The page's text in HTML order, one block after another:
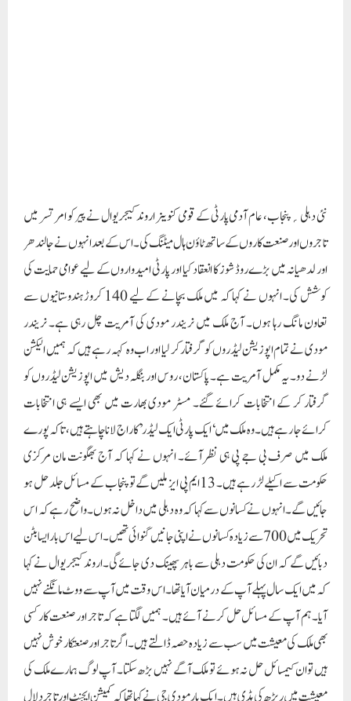
گرفتار کر کے انتخابات کرائے گئے۔ مسٹر مودی بھارت میں بھی ایسے ہی انتخابات
کرائے جا رہے ہیں۔ وہ ملک میں ‘ایک پارٹی ایک لیڈر’ کا راج لانا چاہتے ہیں، تاکہ پورے
ملک میں صرف بی جے پی ہی نظر آئے۔ انہوں نے کہا کہ آج بھگونت مان مرکزی
حکومت سے اکیلے لڑ رہے ہیں۔ 13 ایم پی ایز ملیں گے تو پنجاب کے مسائل جلد حل ہو
جائیں گے۔ انہوں نے کسانوں سے کہا کہ وہ دہلی میں داخل نہ ہوں۔واضح رہے کہ اس
تحریک میں 700 سے زیادہ کسانوں نے اپنی جانیں گنوائی تھیں۔ اس لیے اس بار ایسا بٹن
دبائیں گے کہ ان کی حکومت دہلی سے باہر پھینک دی جائے گی۔اروند کیجریوال نے کہا
کہ میں ایک سال پہلے آپ کے درمیان آیا تھا۔ اس وقت میں آپ سے ووٹ مانگنے نہیں
آیا۔ ہم آپ کے مسائل حل کرنے آئے ہیں۔ ہمیں لگتا ہے کہ تاجر اور صنعت کار کسی
بھی ملک کی معیشت میں سب سے زیادہ حصہ ڈالتے ہیں۔ اگر تاجر اور صنعتکار خوش نہیں
ہیں تو ان کیمسائل حل نہ ہوئے تو ملک آگے نہیں بڑھ سکتا۔ آپ لوگ ہمارے ملک کی
معیشت میں ریڑھ کی ہڈی ہیں۔ ایک بار مودی جی نے کہا تھا کہ کمیشن ایجنٹ اور تاجر دلال
ہیں۔ ہمارے لیے آپ دلال نہیں، ملکی معیشت کی ریڑھ کی ہڈی ہیں۔ ایک طرف کسان
اور مزدور فصلیں اگاتے ہیں۔ دوسراایسے تاجر ہیں جو اسے پورے ملک میں پہنچاتے ہیں۔
صنعتکار مزید پروسیسنگ کرتے ہیں۔ آپ لوگ ہمارے لیے بہت اہم ہیں۔